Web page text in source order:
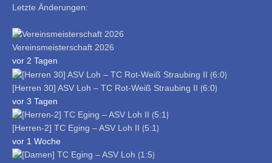
Letzte Änderungen:
Vereinsmeisterschaft 2026
vor 2 Tagen
[Herren 30] ASV Loh – TC Rot-Weiß Straubing II ⟮6:0⟯
vor 3 Tagen
[Herren-2] TC Eging – ASV Loh II ⟮5:1⟯
vor 1 Woche